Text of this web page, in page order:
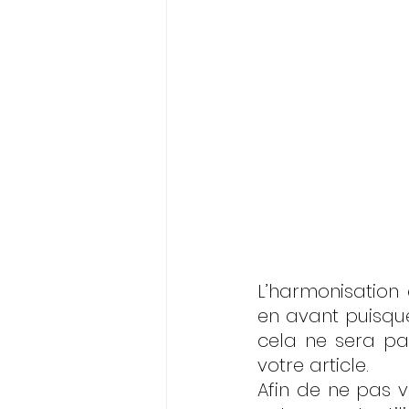
en avant
cela ne sera
votre article.
Afin de ne pas